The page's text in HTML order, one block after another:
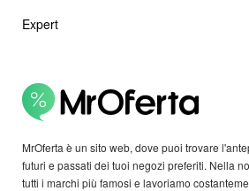
MrOferta è un sito web, dove puoi trovare
futuri e passati dei tuoi negozi preferiti. Nella
tutti i marchi più famosi e lavoriamo
Expert